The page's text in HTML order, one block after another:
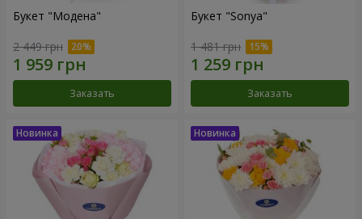
Букет "Модена"
2 449 грн
Заказать
Букет "Sonya"
1 481 грн
Заказать